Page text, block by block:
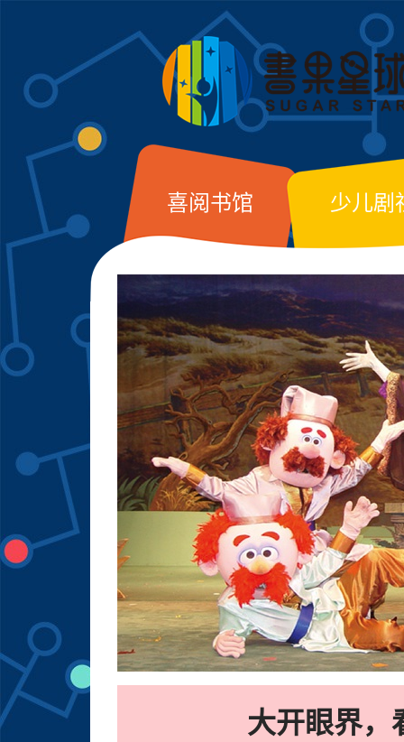
喜阅书馆 少儿剧
大开眼界，